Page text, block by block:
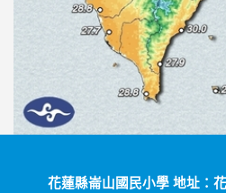
花蓮縣崙山國民小學 地址：